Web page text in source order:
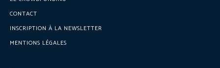
CONTACT
INSCRIPTION À LA NEWSLETTER
MENTIONS LÉGALES